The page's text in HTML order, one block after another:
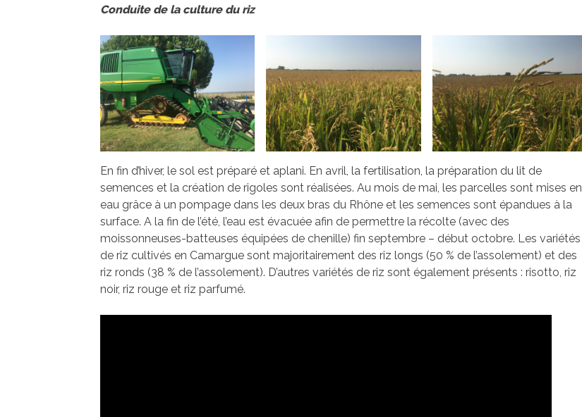
Conduite de la culture du riz
En fin d’hiver, le sol est préparé et aplani. En avril, la fertilisation, la préparation du lit de
semences et la création de rigoles sont réalisées. Au mois de mai, les parcelles sont mises en
eau grâce à un pompage dans les deux bras du Rhône et les semences sont épandues à la
surface. A la fin de l’été, l’eau est évacuée afin de permettre la récolte (avec des
moissonneuses-batteuses équipées de chenille) fin septembre – début octobre. Les variétés
de riz cultivés en Camargue sont majoritairement des riz longs (50 % de l’assolement) et des
riz ronds (38 % de l’assolement). D’autres variétés de riz sont également présents : risotto, riz
noir, riz rouge et riz parfumé.